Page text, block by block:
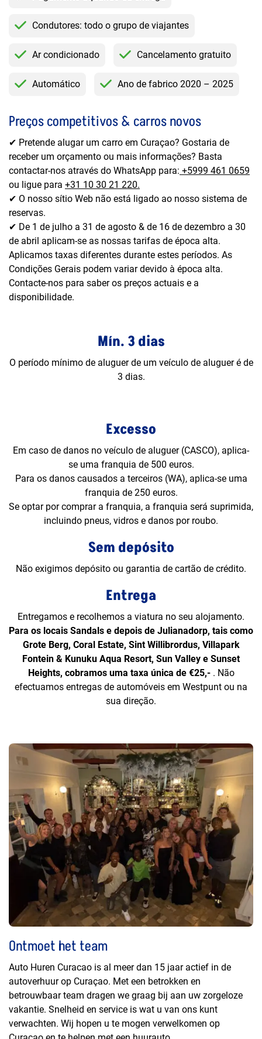
Condutores: todo o grupo de viajantes
Ar condicionado Cancelamento gratuito
Automático Ano de fabrico 2020 – 2025
Preços competitivos & carros novos
✔ Pretende alugar um carro em Curaçao? Gostaria de
receber um orçamento ou mais informações? Basta
contactar-nos através do WhatsApp para: +5999 461 0659
ou ligue para +31 10 30 21 220.
✔ O nosso sítio Web não está ligado ao nosso sistema de
reservas.
✔ De 1 de julho a 31 de agosto & de 16 de dezembro a 30
de abril aplicam-se as nossas tarifas de época alta.
Aplicamos taxas diferentes durante estes períodos. As
Condições Gerais podem variar devido à época alta.
Contacte-nos para saber os preços actuais e a
disponibilidade.
Mín. 3 dias
O período mínimo de aluguer de um veículo de aluguer é de
3 dias.
Excesso
Em caso de danos no veículo de aluguer (CASCO), aplica-
se uma franquia de 500 euros.
Para os danos causados a terceiros (WA), aplica-se uma
franquia de 250 euros.
Se optar por comprar a franquia, a franquia será suprimida,
incluindo pneus, vidros e danos por roubo.
Sem depósito
Não exigimos depósito ou garantia de cartão de crédito.
Entrega
Entregamos e recolhemos a viatura no seu alojamento.
Para os locais Sandals e depois de Julianadorp, tais como
Grote Berg, Coral Estate, Sint Willibrordus, Villapark
Fontein & Kunuku Aqua Resort, Sun Valley e Sunset
Heights, cobramos uma taxa única de €25,-. Não
efectuamos entregas de automóveis em Westpunt ou na
sua direção.
Ontmoet het team
Auto Huren Curacao is al meer dan 15 jaar actief in de
autoverhuur op Curaçao. Met een betrokken en
betrouwbaar team dragen we graag bij aan uw zorgeloze
vakantie. Snelheid en service is wat u van ons kunt
verwachten. Wij hopen u te mogen verwelkomen op